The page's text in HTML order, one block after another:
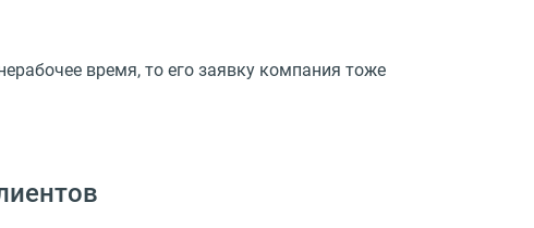
время, то его заявку компания тоже